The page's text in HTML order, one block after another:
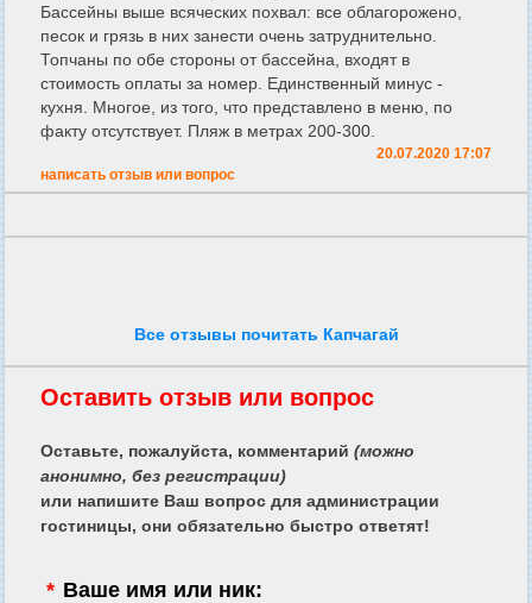
Бассейны выше всяческих похвал: все облагорожено,
песок и грязь в них занести очень затруднительно.
Топчаны по обе стороны от бассейна, входят в
стоимость оплаты за номер. Единственный минус -
кухня. Многое, из того, что представлено в меню, по
факту отсутствует. Пляж в метрах 200-300.
20.07.2020 17:07
написать отзыв или вопрос
Все отзывы почитать Капчагай
Оставить отзыв или вопрос
Оставьте, пожалуйста, комментарий (можно
анонимно, без регистрации)
или напишите Ваш вопрос для администрации
гостиницы, они обязательно быстро ответят!
* Ваше имя или ник: